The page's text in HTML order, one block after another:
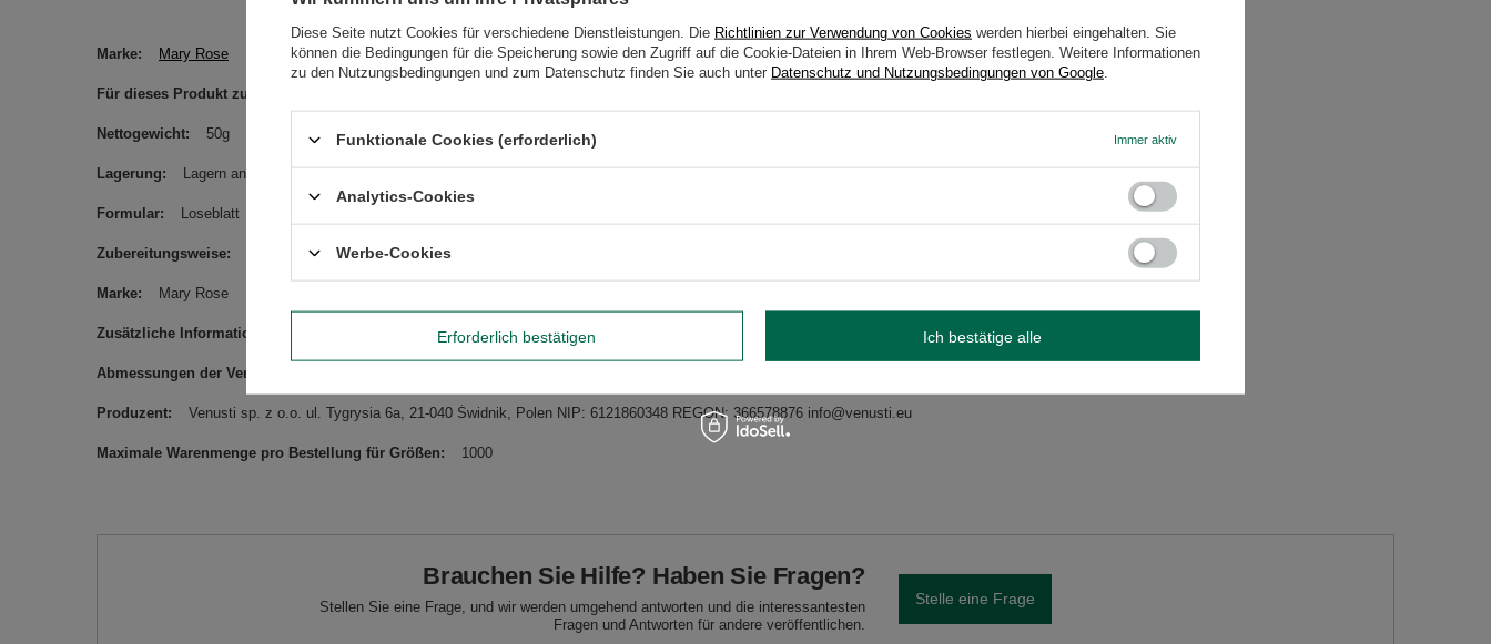
Marke Mary Rose
Für dieses Produkt zuständige Stelle in der EU
Nettogewicht 50g
Lagerung Lagern an einem trockenen und kühlen Ort.
Formular Loseblatt
Zubereitungsweise Den Tee in eine Tasse gießen und mit heißem Wasser aufgießen. Zugedeckt ziehen lassen. Ein paar Minuten warten.
Marke Mary Rose
Zusätzliche Information Kann Erdnüsse, andere Schalenfrüchte (Nüsse) und Milch enthalten.
Abmessungen der Verpackung
Produzent Venusti sp. z o.o. ul. Tygrysia 6a, 21-040 Świdnik, Polen NIP: 6121860348 REGON: 366578876 info@venusti.eu
Maximale Warenmenge pro Bestellung für Größen 1000
Brauchen Sie Hilfe? Haben Sie Fragen?
Stellen Sie eine Frage, und wir werden umgehend antworten und die interessantesten
Fragen und Antworten für andere veröffentlichen.
Stelle eine Frage
Diese Seite nutzt Cookies für verschiedene Dienstleistungen. Die Richtlinien zur Verwendung von Cookies werden hierbei eingehalten. Sie
können die Bedingungen für die Speicherung sowie den Zugriff auf die Cookie-Dateien in Ihrem Web-Browser festlegen. Weitere Informationen
zu den Nutzungsbedingungen und zum Datenschutz finden Sie auch unter Datenschutz und Nutzungsbedingungen von Google
Funktionale Cookies (erforderlich) Immer aktiv
Analytics-Cookies
Werbe-Cookies
Erforderlich bestätigen Ich bestätige alle